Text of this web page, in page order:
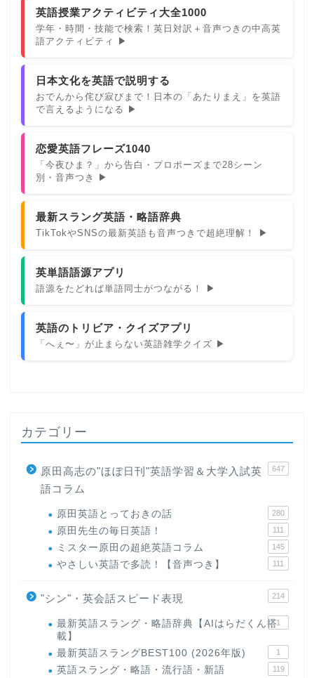
英語授業アクティビティ大全1000
学年・時間・技能で検索！英日対訳＋音声つきの中高英
語アクティビティ ▶
日本文化を英語で説明する
おでんから侘び寂びまで！日本の「あたりまえ」を英語
で言えるようになる ▶
恋愛英語フレーズ1040
「今夜ひま？」から告白・プロポーズまで28シーン
別・音声つき ▶
最新スラング英語・略語辞典
TikTokやSNSの最新英語も音声つきで超絶理解！ ▶
英単語語源アプリ
語源をたどれば単語同士がつながる！ ▶
英語のトリビア・クイズアプリ
「へぇ〜」が止まらない英語雑学クイズ ▶
カテゴリー
原田高志の"ほぼ日刊"英語学習＆大学入試英
語コラム
647
原田英語とっておきの話 280
原田先生の毎日英語！ 111
ミスター原田の超絶英語コラム 145
やさしい英語で多読！【音声つき】 111
"シン"・英会話スピード表現 214
最新英語スラング・略語辞典【AIはらだくん搭
載】
1
最新英語スラングBEST100 (2026年版) 1
英語スラング・略語・流行語・新語 119